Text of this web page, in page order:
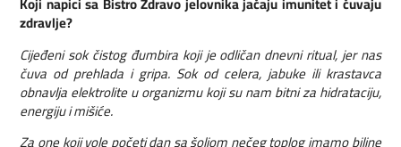
zdravlje?
Cijeđeni sok čistog đumbira koji je odličan dnevni ritual, jer nas
čuva od prehlada i gripa. Sok od celera, jabuke ili krastavca
obnavlja elektrolite u organizmu koji su nam bitni za hidrataciju,
energiju i mišiće.